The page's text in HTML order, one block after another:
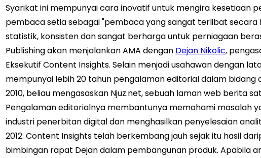
Syarikat ini mempunyai cara inovatif untuk mengira kesetiaan
pembaca setia sebagai "pembaca yang sangat terlibat
statistik, konsisten dan sangat berharga untuk perniagaan
Publishing akan menjalankan AMA dengan Dejan Nikolic,
Eksekutif Content Insights. Selain menjadi usahawan dengan
mempunyai lebih 20 tahun pengalaman editorial dalam bidang
2010, beliau mengasaskan Njuz.net, sebuah laman web berita
Pengalaman editorialnya membantunya memahami masalah
industri penerbitan digital dan menghasilkan penyelesaian
2012. Content Insights telah berkembang jauh sejak itu hasil
bimbingan rapat Dejan dalam pembangunan produk. Apabila